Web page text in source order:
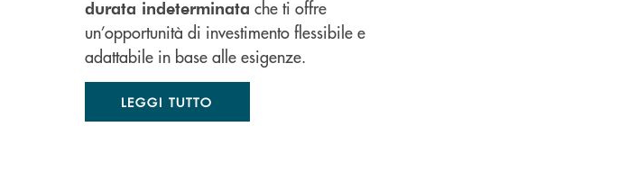
durata indeterminata che ti offre
un’opportunità di investimento flessibile e
adattabile in base alle esigenze.
LEGGI TUTTO